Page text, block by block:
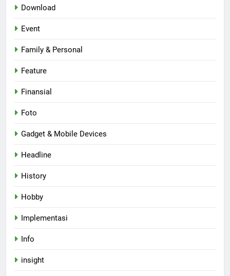
Download
Event
Family & Personal
Feature
Finansial
Foto
Gadget & Mobile Devices
Headline
History
Hobby
Implementasi
Info
insight